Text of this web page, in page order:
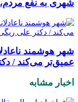
شهری به نفع
شهر هوشمند
عمیق‌تر می‌کند /
اخبار مشابه